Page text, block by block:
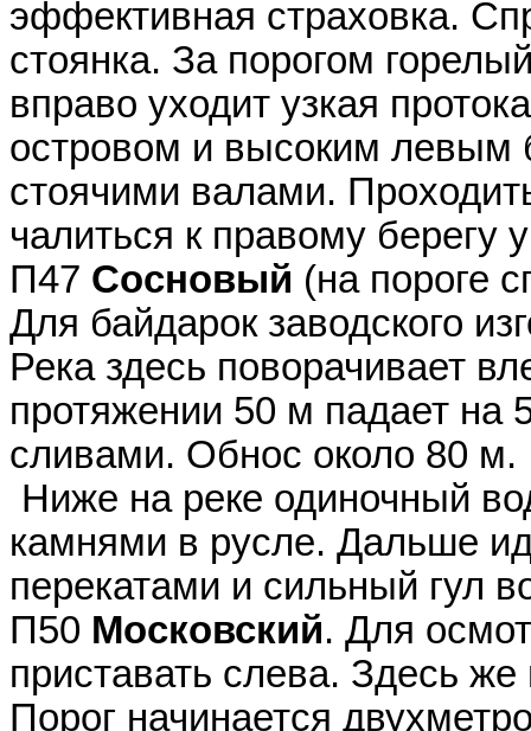
эффективная страховка.
стоянка. За порогом
вправо уходит узкая
островом и высоким левым
стоячими валами.
чалиться к правому берегу
П47 Сосновый (на пороге
Для байдарок заводского
Река здесь поворачивает
протяжении 50 м падает
сливами. Обнос около 80 м.
Ниже на реке одиночный
камнями в русле. Дальше
перекатами и сильный гул
П50 Московский. Для
приставать слева. Здесь
Порог начинается